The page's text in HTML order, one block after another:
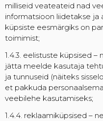
milliseid veateateid nad
informatsioon liidetakse ja
küpsiste eesmärgiks on
toimimist;
1.4.3. eelistuste küpsised
jätta meelde kasutaja
ja tunnuseid (näiteks
et pakkuda
veebilehe kasutamiseks;
1.4.4. reklaamiküpsised –